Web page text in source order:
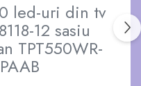
led-uri din tv
12 sasiu
TPT550WR-